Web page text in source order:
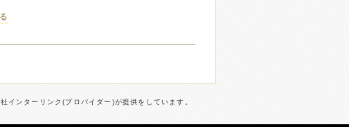
ンターリンク(プロバイダー)が提供をしています。